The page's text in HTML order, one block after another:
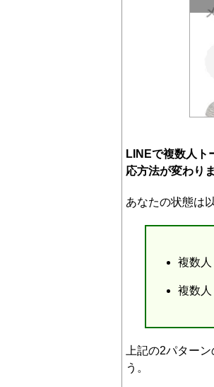
LINEで複数人ト
応方法が変わりま
あなたの状態は
複数
複数
上記の2パター
う。